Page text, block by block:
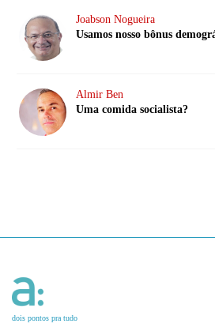
Joabson Nogueira
Usamos nosso bônus
Almir Ben
Uma comida socialista?
dois pontos pra tudo